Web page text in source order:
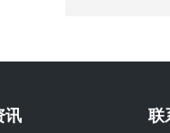
讯 联